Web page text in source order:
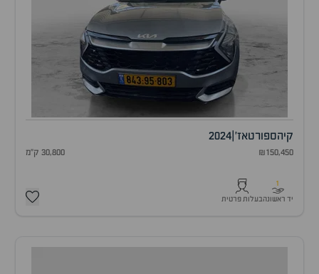
קיהספורטאז' 2024
₪150,450 30,800 ק"מ
1
יד ראשונהבעלות פרטית